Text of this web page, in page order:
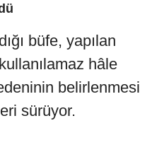
büfe, yapılan
hâle
belirlenmesi
sürüyor.